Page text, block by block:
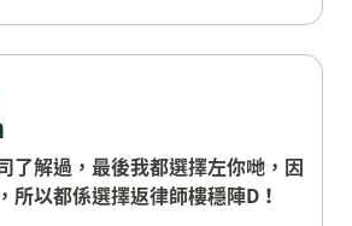
了解過，最後我都選擇左你哋，因
所以都係選擇返律師樓穩陣D！